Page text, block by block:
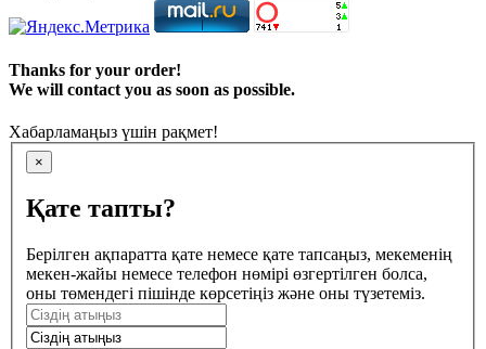
Thanks for your order!
We will contact you as soon as possible.
Хабарламаңыз үшін рақмет!
×
Қате тапты?
Берілген ақпаратта қате немесе қате тапсаңыз, мекеменің
мекен-жайы немесе телефон нөмірі өзгертілген болса,
оны төмендегі пішінде көрсетіңіз және оны түзетеміз.